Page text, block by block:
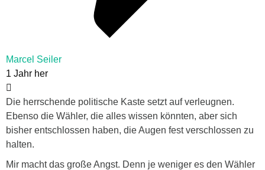
Marcel Seiler
1 Jahr her
Die herrschende politische Kaste setzt auf verleugnen.
Ebenso die Wähler, die alles wissen könnten, aber sich
bisher entschlossen haben, die Augen fest verschlossen zu
halten.
Mir macht das große Angst. Denn je weniger es den Wähler